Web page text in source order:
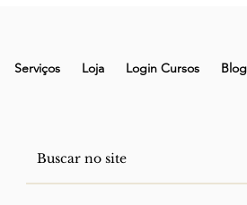
Serviços Loja Login Cursos Blog